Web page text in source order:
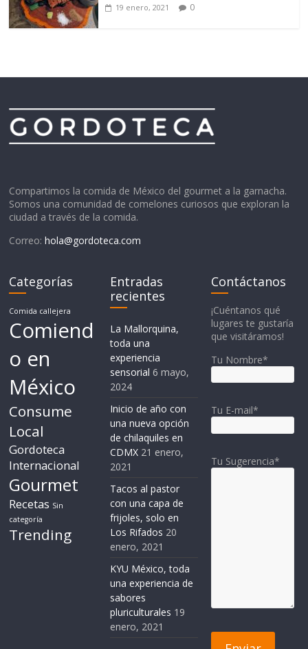
19 enero, 2021 0
Compartimos la comida de México del gourmet a la garnacha.
Somos una comunidad de comelones curiosos que exploran la
ciudad a través de la comida.
Correo:hola@gordoteca.com
Categorías
Comida callejera
Comiend
o en
México
Consume
Local
Gordoteca
Internacional
Gourmet
Recetas Sin
categoría
Trending
Entradas
recientes
La Mallorquina,
toda una
experiencia
sensorial 6 mayo,
2024
Inicio de año con
una nueva opción
de chilaquiles en
CDMX 21 enero,
2021
Tacos al pastor
con una capa de
frijoles, solo en
Los Rifados 20
enero, 2021
KYU México, toda
una experiencia de
sabores
pluriculturales 19
enero, 2021
Contáctanos
¡Cuéntanos qué
lugares te gustaría
que visitáramos!
Tu Nombre*
Tu E-mail*
Tu Sugerencia*